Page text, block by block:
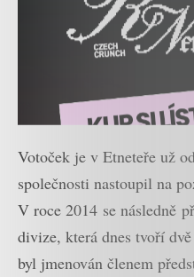
Votoček je v Etneteře už
společnosti nastoupil na
V roce 2014 se následně
divize, která dnes tvoří
byl jmenován členem